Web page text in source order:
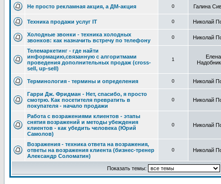
Не просто рекламная акция, а ДМ-акция 0 Галина
Техника продажи услуг IT 0 Николай
Холодные звонки - техника холодных
звонков: как назначить встречу по телефону
0 Николай
Телемаркетинг - где найти
информацию,связанную с алгоритмами
проведения дополнительных продаж (cross-
sell, up-sell)
1
Елена
Терминология - термины и определения 0 Николай
Гарри Дж. Фридман - Нет, спасибо, я просто
смотрю. Как посетителя превратить в
покупателя - начало продажи
0 Николай
Работа с возражениями клиентов - этапы
снятия возражений и методы убеждения
клиентов - как убедить человека (Юрий
Самолов)
0 Николай
Возражения - техника ответа на возражения,
ответы на возражения клиента (бизнес-тренер
Александр Соломатин)
0 Николай
Показать темы: